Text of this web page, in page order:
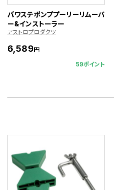
パワステポンププーリーリムーバ
ー&インストーラー
アストロプロダクツ
6,589円
59ポイント